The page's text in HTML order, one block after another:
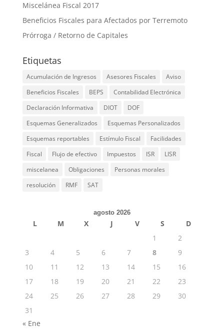
Miscelánea Fiscal 2017
Beneficios Fiscales para Afectados por Terremoto
Prórroga / Retorno de Capitales
Etiquetas
Acumulación de Ingresos Asesores Fiscales
Aviso
Beneficios Fiscales
BEPS
Contabilidad Electrónica
Declaración Informativa
DIOT
DOF
Esquemas Generalizados
Esquemas Personalizados
Esquemas reportables
Estímulo Fiscal
Facilidades
Fiscal
Flujo de efectivo Impuestos ISR
LISR
miscelanea
Obligaciones
Personas morales
resolución
RMF SAT
agosto 2026
L M X J V S
D
1
2
3
4 5 6 7 8
9
10
11 12 13 14 15
16
17
18 19 20 21 22
23
24
25 26 27 28 29
30
31
« Ene